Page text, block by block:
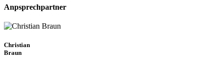
Anpsprechpartner
Christian
Braun